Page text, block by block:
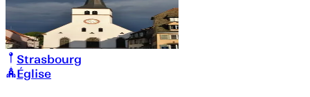
Strasbourg
Église